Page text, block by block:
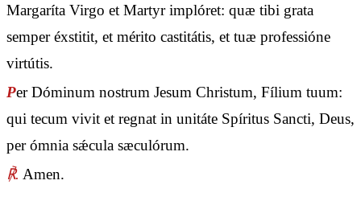
Margaríta Virgo et Martyr implóret: quæ tibi grata
semper éxstitit, et mérito castitátis, et tuæ professióne
virtútis.
Per Dóminum nostrum Jesum Christum, Fílium tuum:
qui tecum vivit et regnat in unitáte Spíritus Sancti, Deus,
per ómnia sǽcula sæculórum.
℟. Amen.